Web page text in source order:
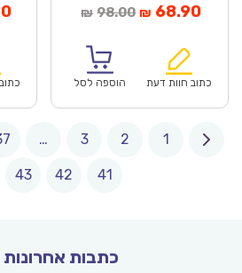
₪ 98.00המחיר
₪98.00.
₪ 68.90
כתוב חוות דעת הוספה לסל
₪114.00.
המחיר
₪79.90.
1
2
3
…
41
42
43
כתבות אחרונות